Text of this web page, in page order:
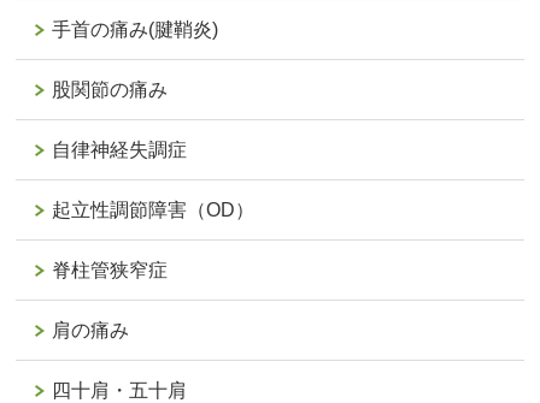
手首の痛み(腱鞘炎)
股関節の痛み
自律神経失調症
起立性調節障害（OD）
脊柱管狭窄症
肩の痛み
四十肩・五十肩